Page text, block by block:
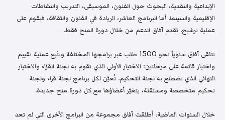
الإبداعية والنقدية، البحوث حول الفنون، الموسيقى، التدريب والنشاطات
الإقليمية والسينما. أما البرنامج العاشر، الريادة في الفنون والثقافة، فيقوم على
عملية ترشيح. تقدم آفاق الدعم من خلال دورة المنح فقط.
تتلقى آفاق سنوياً نحو 1500 طلب عبر برامجها المختلفة وتتّبع عملية تقييم
واختيار قائمة على مرحلتين: الاختيار الأولي الذي تقوم به لجنة القرّاء والاختيار
النهائي الذي تضطلع به لجنة التحكيم. تُعيّن لكل برنامج لجنة قراء ولجنة
تحكيم متخصصة ومستقلة، يتغيّر أعضاؤها مع كل دورة منح جديدة.
خلال السنوات الماضية، أطلقت آفاق مجموعة من البرامج الأخرى التي لم تعد